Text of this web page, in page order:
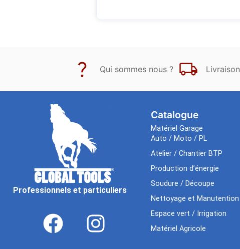
Qui sommes nous ?
Professionnels et particuliers
Catalogue
Matériel Garage
Auto / Moto / PL
Atelier / Chantier BTP
Production d’énergie
Soudure / Découpe
Nettoyage et Manutention
Espace vert / Irrigation
Matériel Agricole